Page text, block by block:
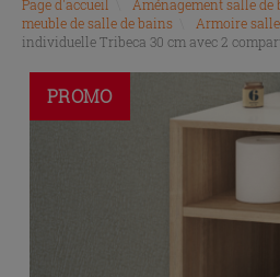
Page d'accueil Aménagement salle de
meuble de salle de bains
Armoire
individuelle Tribeca 30 cm avec 2
PROMO